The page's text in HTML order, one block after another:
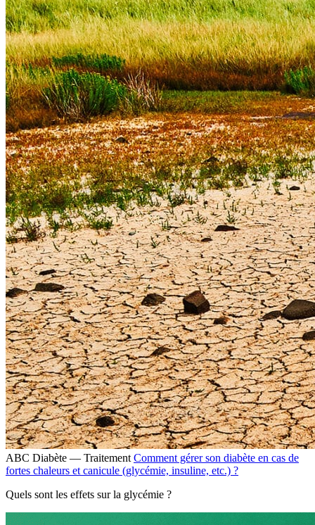
ABC Diabète — TraitementComment gérer son diabète en cas de
fortes chaleurs et canicule (glycémie, insuline, etc.) ?
Quels sont les effets sur la glycémie ?